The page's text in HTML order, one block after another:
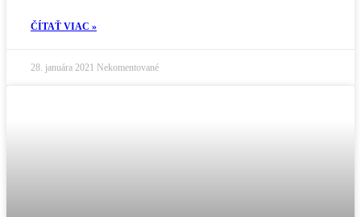
ČÍTAŤ VIAC »
28. januára 2021 Nekomentované